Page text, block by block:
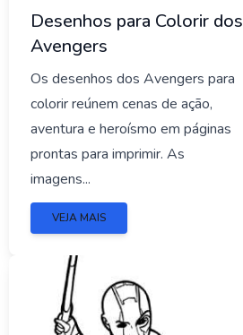
Desenhos para Colorir dos
Avengers
Os desenhos dos Avengers para
colorir reúnem cenas de ação,
aventura e heroísmo em páginas
prontas para imprimir. As
imagens...
VEJA MAIS